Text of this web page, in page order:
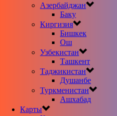
Азербайджан
Баку
Киргизия
Бишкек
Ош
Узбекистан
Ташкент
Таджикистан
Душанбе
Туркменистан
Ашхабад
Карты